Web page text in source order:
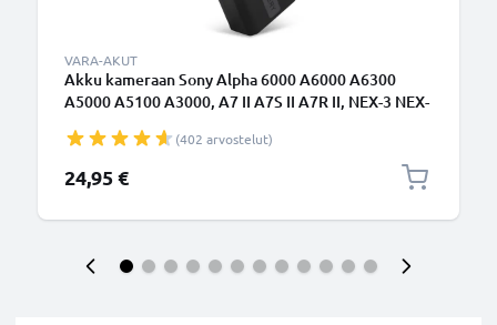
VARA-AKUT
Akku kameraan Sony Alpha 6000 A6000 A6300
A5000 A5100 A3000, A7 II A7S II A7R II, NEX-3 NEX-
7.4V) tuotemerkiltä CELLONIC
(402 arvostelut)
24,95 €